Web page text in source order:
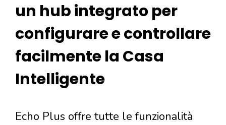
un hub integrato per
configurare e controllare
facilmente la Casa
Intelligente
Echo Plus offre tutte le funzionalità